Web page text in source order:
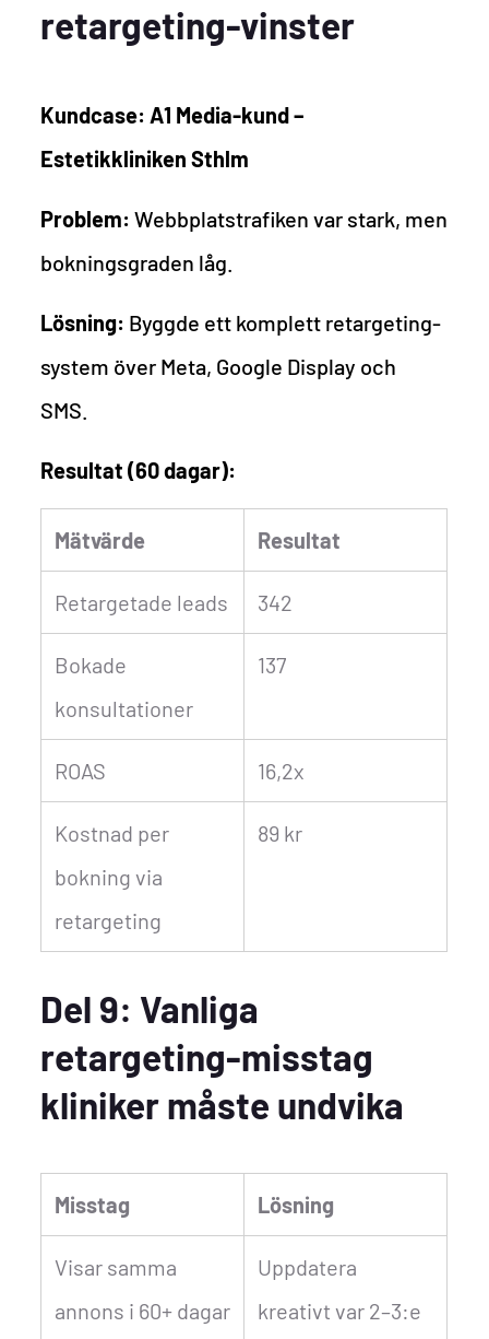
retargeting-vinster
Kundcase: A1 Media-kund –
Estetikkliniken Sthlm
Problem: Webbplatstrafiken var stark, men
bokningsgraden låg.
Lösning: Byggde ett komplett retargeting-
system över Meta, Google Display och
SMS.
Resultat (60 dagar):
Mätvärde Resultat
Retargetade leads 342
Bokade
konsultationer
137
ROAS 16,2x
Kostnad per
bokning via
retargeting
89 kr
Del 9: Vanliga
retargeting-misstag
kliniker måste undvika
Misstag Lösning
Visar samma
annons i 60+ dagar
Uppdatera
kreativt var 2–3:e